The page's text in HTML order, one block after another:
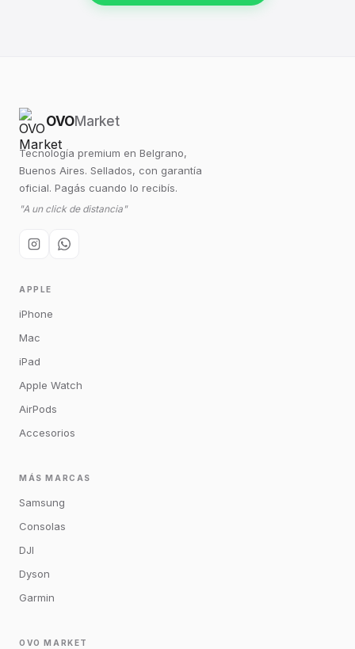
OVOMarket
Tecnología premium en Belgrano,
Buenos Aires. Sellados, con garantía
oficial. Pagás cuando lo recibís.
"A un click de distancia"
APPLE
iPhone
Mac
iPad
Apple Watch
AirPods
Accesorios
MÁS MARCAS
Samsung
Consolas
DJI
Dyson
Garmin
OVO MARKET